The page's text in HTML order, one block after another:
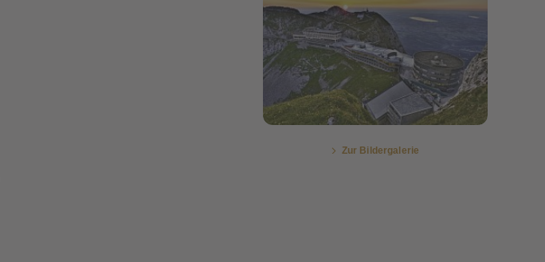
Bildergalerie öffnen
Zur Bildergalerie